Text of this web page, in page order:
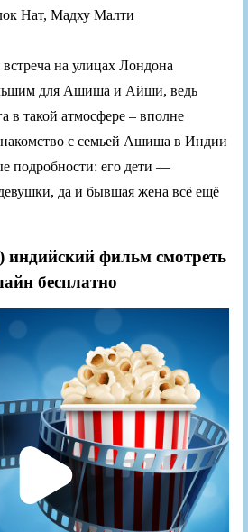
Нат, Мадху Малти
на улицах Лондона
для Ашиша и Айши, ведь
в такой атмосфере – вполне
с семьей Ашиша в Индии
подробности: его дети —
да и бывшая жена всё ещё
фильм смотреть
бесплатно